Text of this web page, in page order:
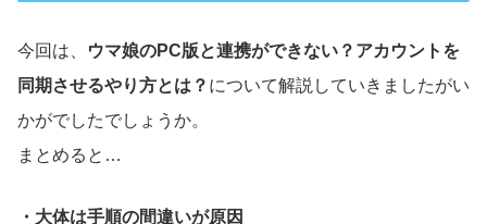
今回は、
ウマ娘のPC版と連携ができない？アカウントを
同期させるやり方とは？ について解説していきましたがい
かがでしたでしょうか。
まとめると…
・大体は手順の間違いが原因